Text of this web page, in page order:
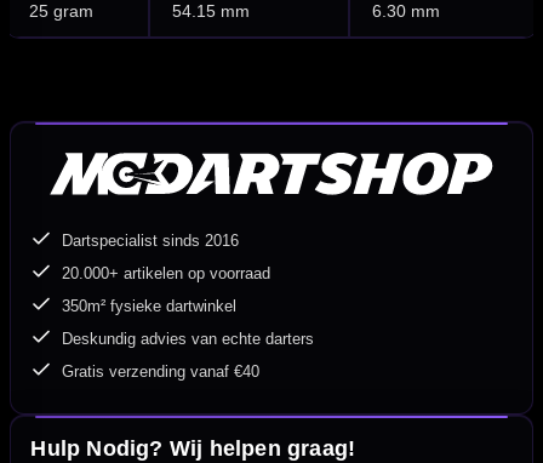
25 gram 54.15 mm 6.30 mm
Dartspecialist sinds 2016
20.000+ artikelen op voorraad
350m² fysieke dartwinkel
Deskundig advies van echte darters
Gratis verzending vanaf €40
Hulp Nodig? Wij helpen graag!